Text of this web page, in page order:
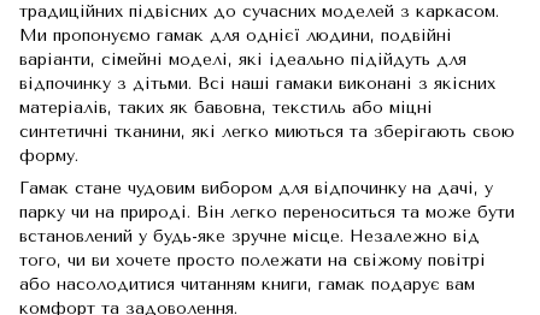
традиційних підвісних до сучасних моделей з каркасом.
Ми пропонуємо гамак для однієї людини, подвійні
варіанти, сімейні моделі, які ідеально підійдуть для
відпочинку з дітьми. Всі наші гамаки виконані з якісних
матеріалів, таких як бавовна, текстиль або міцні
синтетичні тканини, які легко миються та зберігають свою
форму.
Гамак стане чудовим вибором для відпочинку на дачі, у
парку чи на природі. Він легко переноситься та може бути
встановлений у будь-яке зручне місце. Незалежно від
того, чи ви хочете просто полежати на свіжому повітрі
або насолодитися читанням книги, гамак подарує вам
комфорт та задоволення.